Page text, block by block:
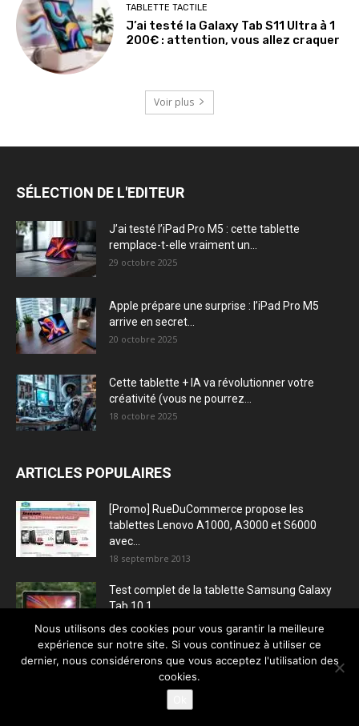
TABLETTE TACTILE
J’ai testé la Galaxy Tab S11 Ultra à 1
200€ : attention, vous allez craquer
Voir plus
SÉLECTION DE L'EDITEUR
J’ai testé l’iPad Pro M5 : cette tablette
remplace-t-elle vraiment un...
29 octobre 2025
Apple prépare une surprise : l’iPad Pro M5
arrive en secret...
20 octobre 2025
Cette tablette + IA va révolutionner votre
créativité (vous ne pourrez...
18 octobre 2025
ARTICLES POPULAIRES
[Promo] RueDuCommerce propose les
tablettes Lenovo A1000, A3000 et S6000
avec...
18 septembre 2013
Test complet de la tablette Samsung Galaxy
Tab 10.1
9 septembre 2011
Test complet de la tablette Samsung Galaxy
Tab 2 10.1
Nous utilisons des cookies pour vous garantir la meilleure
expérience sur notre site. Si vous continuez à utiliser ce
dernier, nous considérerons que vous acceptez l'utilisation des
cookies.